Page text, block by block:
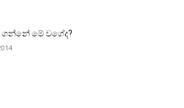
ගන්නේ මේ වගේද?